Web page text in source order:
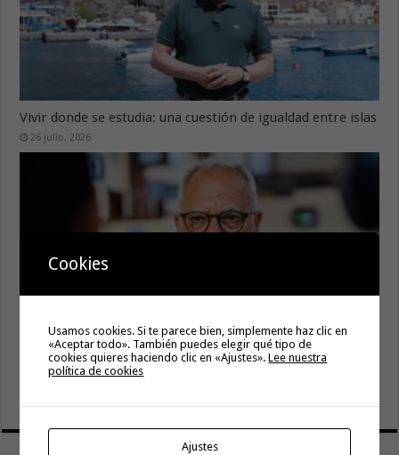
Vivir donde se estudia: una cuestión de igualdad entre islas
26 julio, 2026
Cuidar es avanzar: el escudo social que sostiene el
progreso de La Gomera
Cookies
Usamos cookies. Si te parece bien, simplemente haz clic en
«Aceptar todo». También puedes elegir qué tipo de
cookies quieres haciendo clic en «Ajustes».Lee nuestra
política de cookies
Ajustes